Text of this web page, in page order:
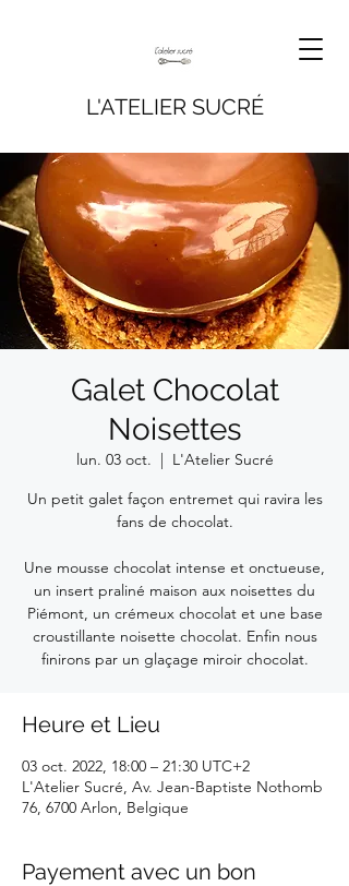
L'ATELIER SUCRÉ
Galet Chocolat
Noisettes
lun. 03 oct.
  |
L'Atelier Sucré
Un petit galet façon entremet qui ravira les
fans de chocolat.
Une mousse chocolat intense et onctueuse,
un insert praliné maison aux noisettes du
Piémont, un crémeux chocolat et une base
croustillante noisette chocolat. Enfin nous
finirons par un glaçage miroir chocolat.
Heure et Lieu
03 oct. 2022, 18:00 – 21:30 UTC+2
L'Atelier Sucré, Av. Jean-Baptiste Nothomb
76, 6700 Arlon, Belgique
Payement avec un bon